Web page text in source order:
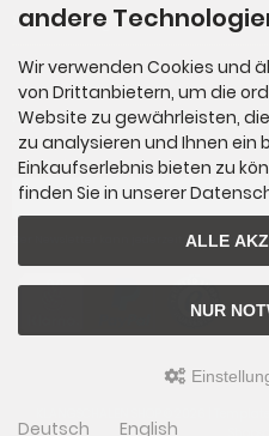
Rechnung (für Stammkunden)
Newsletter-Anmeldung
E-Mail-Adresse:
Der Newsletter kann jederzeit hier oder in
andere
Wir verwenden Cookies und
von Drittanbietern, um die
Website zu gewährleisten,
zu analysieren und Ihnen ein
Einkaufserlebnis bieten zu
finden Sie in unserer
ALLE
NUR
Deutsch English